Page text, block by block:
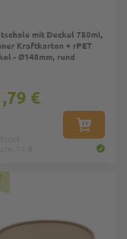
mit Deckel 750ml,
Kraftkarton + rPET
- Ø148mm, rund
IN DEN
€